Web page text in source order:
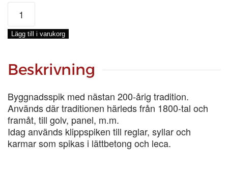
GALVAD
KLIPPSPIK
3
tum,
KG
mängd
Lägg till i varukorg
Beskrivning
Byggnadsspik med nästan 200-årig tradition.
Används där traditionen härleds från 1800-tal och
framåt, till golv, panel, m.m.
Idag används klippspiken till reglar, syllar och
karmar som spikas i lättbetong och leca.